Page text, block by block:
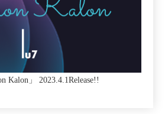
Kalon」 2023.4.1Release!!